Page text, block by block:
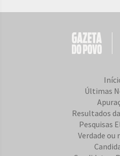
Últimas
Resultados
Pesquisas
Verdade ou